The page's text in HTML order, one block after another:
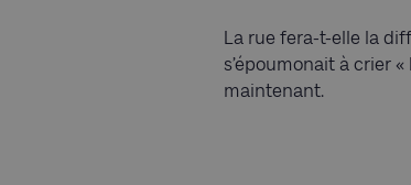
La rue fera-t-elle la
s’époumonait à crier
maintenant.